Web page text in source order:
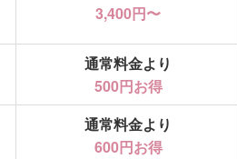
3,400円〜
通常料金より
500円お得
通常料金より
600円お得